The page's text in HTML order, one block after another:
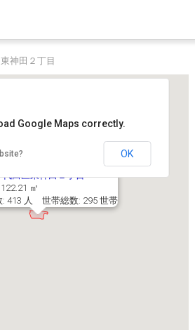
東神田２丁目
代田区東神田２丁目
㎡
: 413 人 世帯総数: 295 世帯
Google Maps correctly.
OK